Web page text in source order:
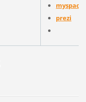
myspace
prezi